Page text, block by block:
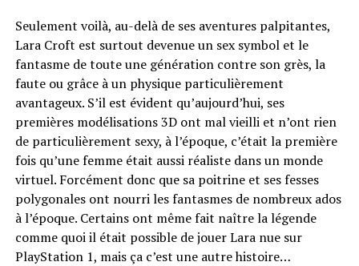
Seulement voilà, au-delà de ses aventures palpitantes,
Lara Croft est surtout devenue un sex symbol et le
fantasme de toute une génération contre son grès, la
faute ou grâce à un physique particulièrement
avantageux. S’il est évident qu’aujourd’hui, ses
premières modélisations 3D ont mal vieilli et n’ont rien
de particulièrement sexy, à l’époque, c’était la première
fois qu’une femme était aussi réaliste dans un monde
virtuel. Forcément donc que sa poitrine et ses fesses
polygonales ont nourri les fantasmes de nombreux ados
à l’époque. Certains ont même fait naître la légende
comme quoi il était possible de jouer Lara nue sur
PlayStation 1, mais ça c’est une autre histoire…